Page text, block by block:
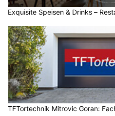
Exquisite Speisen & Drinks –
TFTortechnik Mitrovic Goran: